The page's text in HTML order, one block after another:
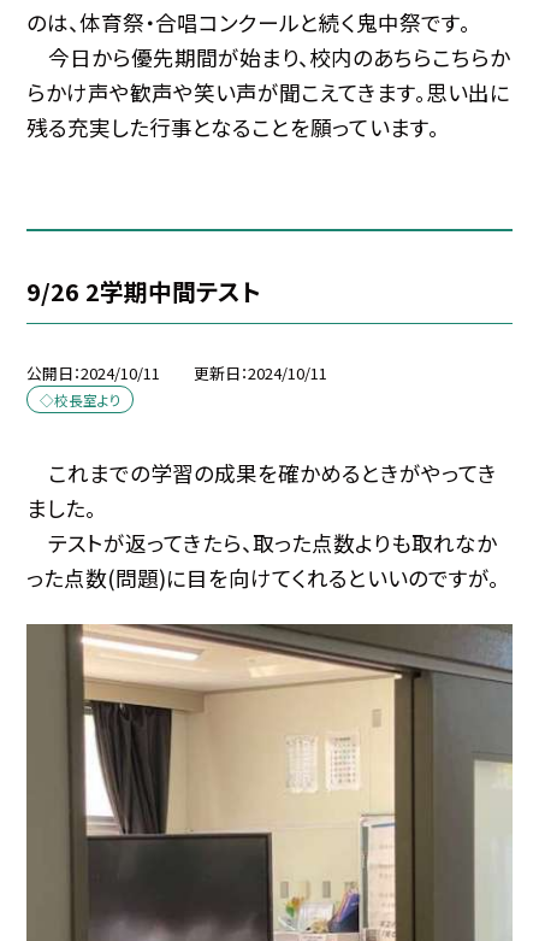
のは、体育祭・合唱コンクールと続く鬼中祭です。
今日から優先期間が始まり、校内のあちらこちらか
らかけ声や歓声や笑い声が聞こえてきます。思い出に
残る充実した行事となることを願っています。
9/26 2学期中間テスト
公開日 2024/10/11 更新日 2024/10/11
◇校長室より
これまでの学習の成果を確かめるときがやってき
ました。
テストが返ってきたら、取った点数よりも取れなか
った点数(問題)に目を向けてくれるといいのですが。